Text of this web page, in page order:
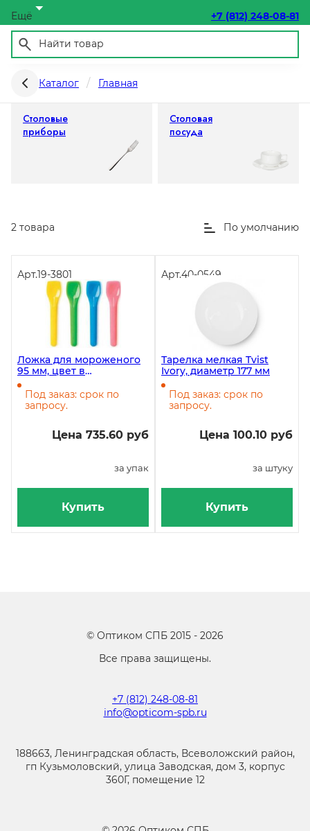
Ещё +7 (812) 248-08-81
Каталог Главная
Посуда и столовые приборы
Столовые
приборы
Столовая
посуда
2 товара По умолчанию
Арт.19-3801
Ложка для мороженого
95 мм, цвет в
ассортименте, 200 штук
Под заказ: срок по
запросу.
Цена 735.60 руб
за упак
Купить
Арт.40-0549
Тарелка мелкая Tvist
Ivory, диаметр 177 мм
Под заказ: срок по
запросу.
Цена 100.10 руб
за штуку
Купить
© Оптиком СПБ 2015 - 2026
Все права защищены.
+7 (812) 248-08-81
info@opticom-spb.ru
188663, Ленинградская область, Всеволожский район,
гп Кузьмоловский, улица Заводская, дом 3, корпус
360Г, помещение 12